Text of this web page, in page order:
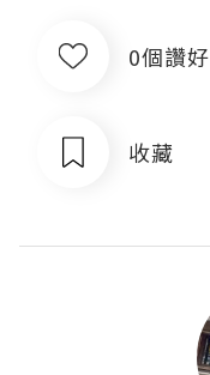
0個讚好
收藏